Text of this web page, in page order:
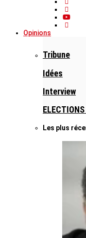
Opinions
Tribune
Idées
Interview
Les plus